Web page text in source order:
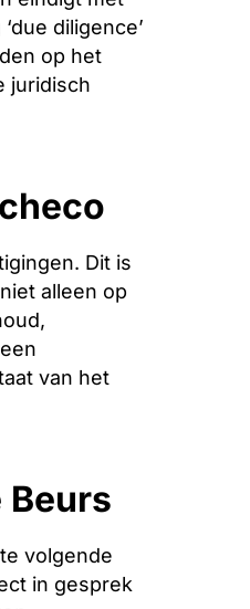
diligence’
op het
juridisch
Dit is
alleen op
van het
Beurs
volgende
in gesprek